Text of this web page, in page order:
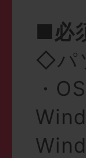
■必
◇パ
・OS